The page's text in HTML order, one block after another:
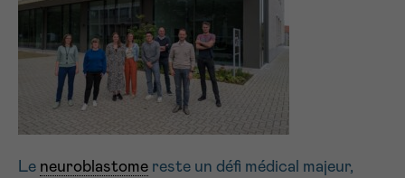
Le neuroblastome reste un défi médical majeur,
Je souhaite recevoir la Newsletter
conditions d’utilisations